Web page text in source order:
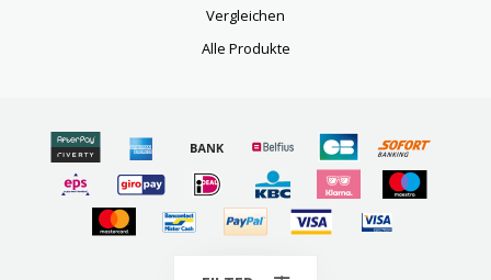
Vergleichen
Alle Produkte
© Copyright 2026